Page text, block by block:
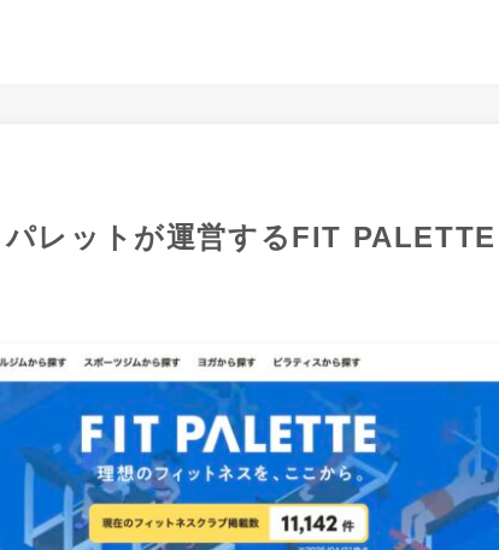
レットが運営するFIT